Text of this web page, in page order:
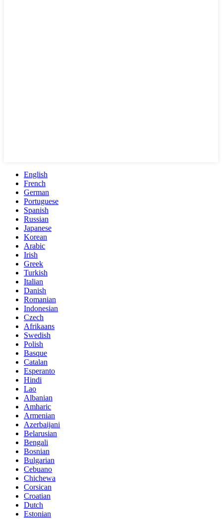
English
French
German
Portuguese
Spanish
Russian
Japanese
Korean
Arabic
Irish
Greek
Turkish
Italian
Danish
Romanian
Indonesian
Czech
Afrikaans
Swedish
Polish
Basque
Catalan
Esperanto
Hindi
Lao
Albanian
Amharic
Armenian
Azerbaijani
Belarusian
Bengali
Bosnian
Bulgarian
Cebuano
Chichewa
Corsican
Croatian
Dutch
Estonian